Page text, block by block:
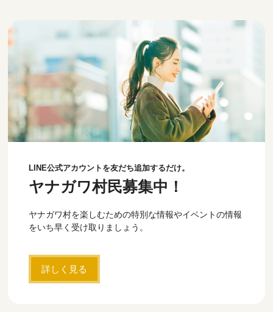
LINE公式アカウントを友だち追加するだけ。
ヤナガワ村民募集中！
ヤナガワ村を楽しむための特別な情報やイベントの情報
をいち早く受け取りましょう。
詳しく見る